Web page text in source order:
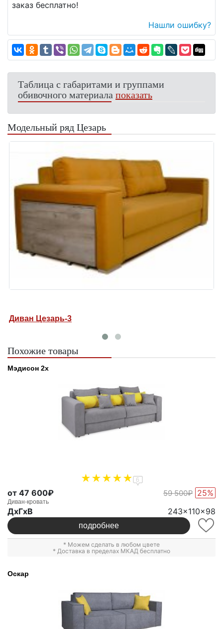
заказ бесплатно!
Нашли ошибку?
Таблица с габаритами и группами
обивочного материалапоказать
Модельный ряд Цезарь
Диван Цезарь-3
Похожие товары
Мэдисон 2х
6
от 47 600₽ 59 500₽ 25%
Диван-кровать
ДxГxВ 243x110x98
подробнее
* Можем сделать в любом цвете
* Доставка в пределах МКАД бесплатно
Оскар